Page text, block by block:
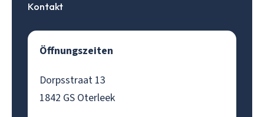
Kontakt
Öffnungszeiten
Dorpsstraat 13
1842 GS Oterleek